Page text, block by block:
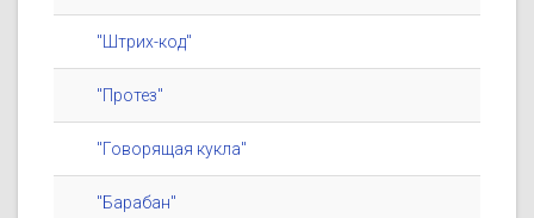
"Штрих-код"
"Протез"
"Говорящая кукла"
"Барабан"